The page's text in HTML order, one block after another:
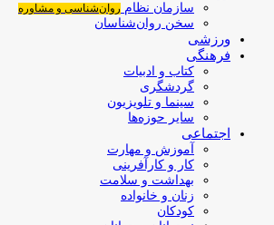
سازمان نظام روان‌شناسی و مشاوره
سخن روان‌شناسان
ورزشی
فرهنگی
کتاب و ادبیات
گردشگری
سینما و تلویزیون
سایر حوزه‌ها
اجتماعی
آموزش و مهارت
کار و کارآفرینی
بهداشت و سلامت
زنان و خانواده
کودکان